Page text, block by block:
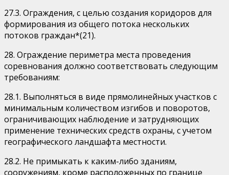
27.3. Ограждения, с целью создания коридоров для
формирования из общего потока нескольких
потоков граждан*(21).
28. Ограждение периметра места проведения
соревнования должно соответствовать следующим
требованиям:
28.1. Выполняться в виде прямолинейных участков с
минимальным количеством изгибов и поворотов,
ограничивающих наблюдение и затрудняющих
применение технических средств охраны, с учетом
географического ландшафта местности.
28.2. Не примыкать к каким-либо зданиям,
сооружениям, кроме расположенных по границе